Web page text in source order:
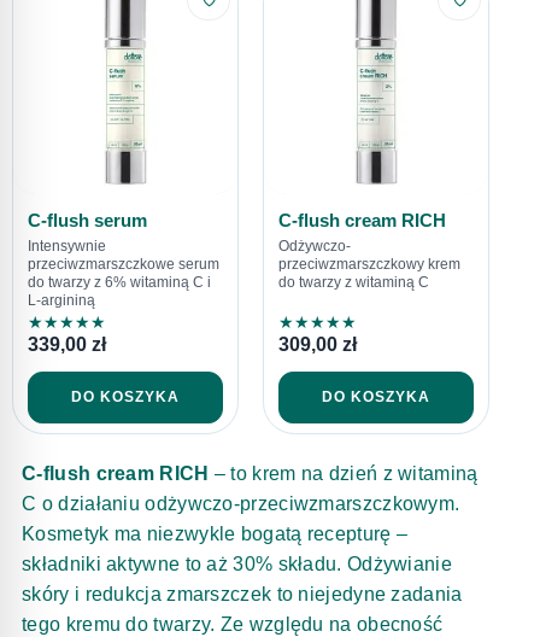
C-flush serum
Intensywnie
przeciwzmarszczkowe serum
do twarzy z 6% witaminą C i
L-argininą
★★★★★
339,00 zł
DO KOSZYKA
C-flush cream RICH
Odżywczo-
przeciwzmarszczkowy krem
do twarzy z witaminą C
★★★★★
309,00 zł
DO KOSZYKA
C-flush cream RICH – to krem na dzień z witaminą
C o działaniu odżywczo-przeciwzmarszczkowym.
Kosmetyk ma niezwykle bogatą recepturę –
składniki aktywne to aż 30% składu. Odżywianie
skóry i redukcja zmarszczek to niejedyne zadania
tego kremu do twarzy. Ze względu na obecność